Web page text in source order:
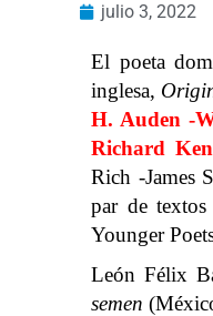
julio 3, 2022
El poeta
inglesa,
H. Auden -
Richard
Rich -James
par de
Younger
León Félix
semen